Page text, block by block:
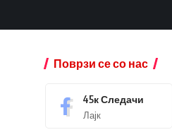
Поврзи се со нас
45кСледачи
Лајк